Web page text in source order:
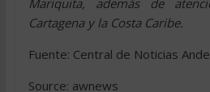
Mariquita, además de
Cartagena y la Costa Caribe.
Fuente: Central de Noticias
Source: awnews